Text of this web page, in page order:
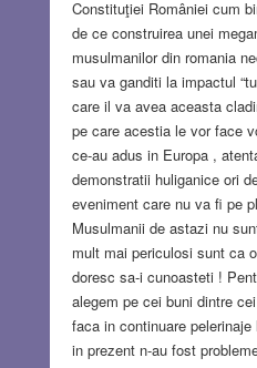
Constituţiei României cum
de ce construirea unei
musulmanilor din romania
sau va ganditi la impactul
care il va avea aceasta
pe care acestia le vor face
ce-au adus in Europa ,
demonstratii huliganice ori
eveniment care nu va fi pe
Musulmanii de astazi nu
mult mai periculosi sunt ca
doresc sa-i cunoasteti !
alegem pe cei buni dintre
faca in continuare
in prezent n-au fost